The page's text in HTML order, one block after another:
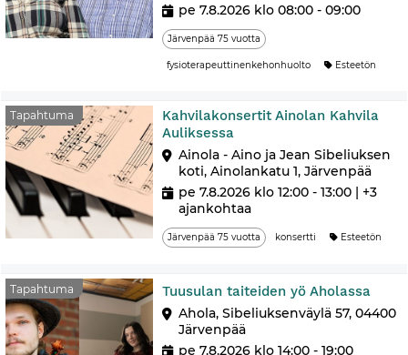
pe 7.8.2026 klo 08:00 - 09:00
Järvenpää 75 vuotta
fysioterapeuttinenkehonhuolto Esteetön
Tapahtuma
Kahvilakonsertit Ainolan Kahvila
Auliksessa
Ainola - Aino ja Jean Sibeliuksen
koti, Ainolankatu 1, Järvenpää
pe 7.8.2026 klo 12:00 - 13:00 | +3
ajankohtaa
Järvenpää 75 vuotta konsertti Esteetön
Tapahtuma Tuusulan taiteiden yö Aholassa
Ahola, Sibeliuksenväylä 57, 04400
Järvenpää
pe 7.8.2026 klo 14:00 - 19:00